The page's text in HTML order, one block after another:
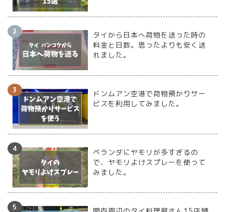
タイから日本へ荷物を送った時の
料金と日数。思ったよりも安く送
れました。
ドンムアン空港で荷物預かりサー
ビスを利用してみました。
ベランダにヤモリが多すぎるの
で、ヤモリよけスプレーを使って
みました。